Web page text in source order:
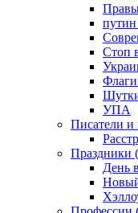
Стоп
УПА
Писатели и
Праздники
День